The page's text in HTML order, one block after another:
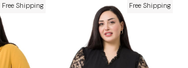
Free Shipping Free Shipping